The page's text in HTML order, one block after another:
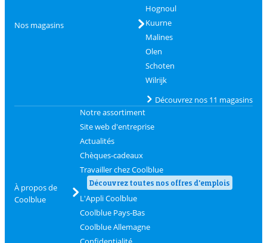
Nos magasins
Hognoul
Kuurne
Malines
Olen
Schoten
Wilrijk
Découvrez nos 11 magasins
À propos de
Coolblue
Notre assortiment
Site web d'entreprise
Actualités
Chèques-cadeaux
Travailler chez Coolblue
Découvrez toutes nos offres d'emplois
L'Appli Coolblue
Coolblue Pays-Bas
Coolblue Allemagne